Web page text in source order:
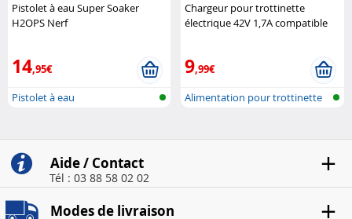
Pistolet à eau Super Soaker
H2OPS Nerf
14,95€
Pistolet à eau
Chargeur pour trottinette
électrique 42V 1,7A compatible
9,99€
Alimentation pour trottinette
Aide / Contact
Tél : 03 88 58 02 02
Modes de livraison